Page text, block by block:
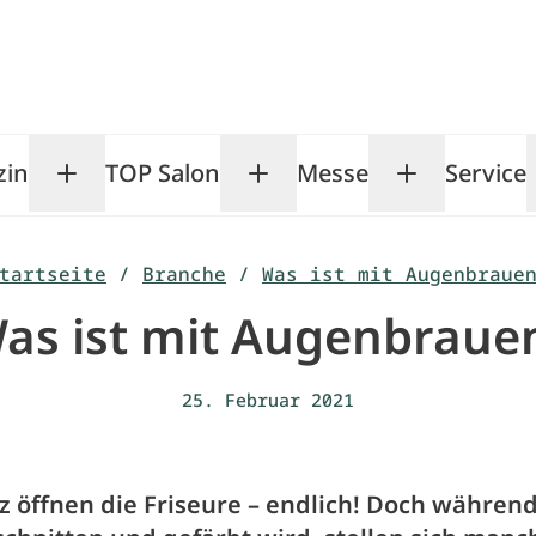
Toggle Magazin submenu
TOP Salon Toggle TOP Salon
Messe ToggleService
/ Branche / Was ist mit
ist mit
25. Februar 2021
öffnen die Friseure – endlich! Doch